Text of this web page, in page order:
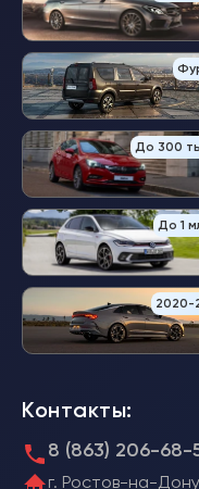
До 300
До 1
2020-
Контакты:
8 (863) 206-68-
г. Ростов-на-